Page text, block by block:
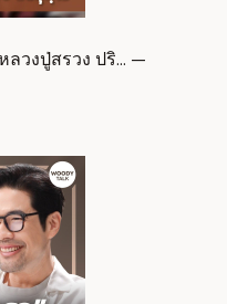
ลวงปู่สรวง ปริ… —